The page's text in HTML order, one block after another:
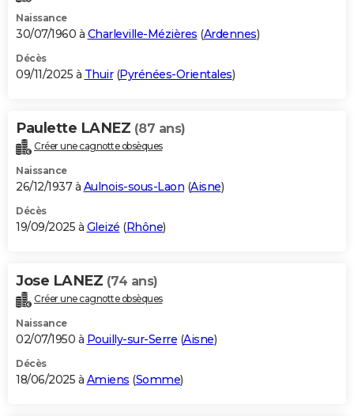
Dictionnaire
Biographies
Citations
Expressions
Proverbes
PROGRAMME TV
S'inscrire
Se connecter
Lycées
Collèges
Primaires
Universités
Entreprises
Service militaire
Avis de recherche
AVIS DE DÉCÈS
Bricolage
Lifestyle
Culture
Sport
Auto
Television
Voyage
Cinema
Naissance
30/07/1960 à Charleville-Mézières (Ardennes)
Décès
09/11/2025 à Thuir(Pyrénées-Orientales)
Paulette LANEZ (87 ans)
Créer une cagnotte obsèques
Naissance
26/12/1937 à Aulnois-sous-Laon (Aisne)
Décès
19/09/2025 à Gleizé (Rhône)
Jose LANEZ (74 ans)
Créer une cagnotte obsèques
Naissance
02/07/1950 à Pouilly-sur-Serre (Aisne)
Décès
18/06/2025 à Amiens (Somme)